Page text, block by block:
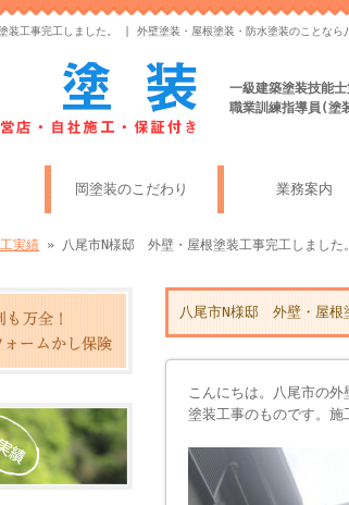
装工事完工しました。 | 外壁塗装・屋根塗装・防水塗装のことなら
一級建築塗装技能
職業訓練指導員(
岡塗装のこだわり 業務案内
実績 » 八尾市N様邸 外壁・屋根塗装工事完工しました。
八尾市N様邸 外壁・屋根
こんにちは。八尾市の
塗装工事のものです。施